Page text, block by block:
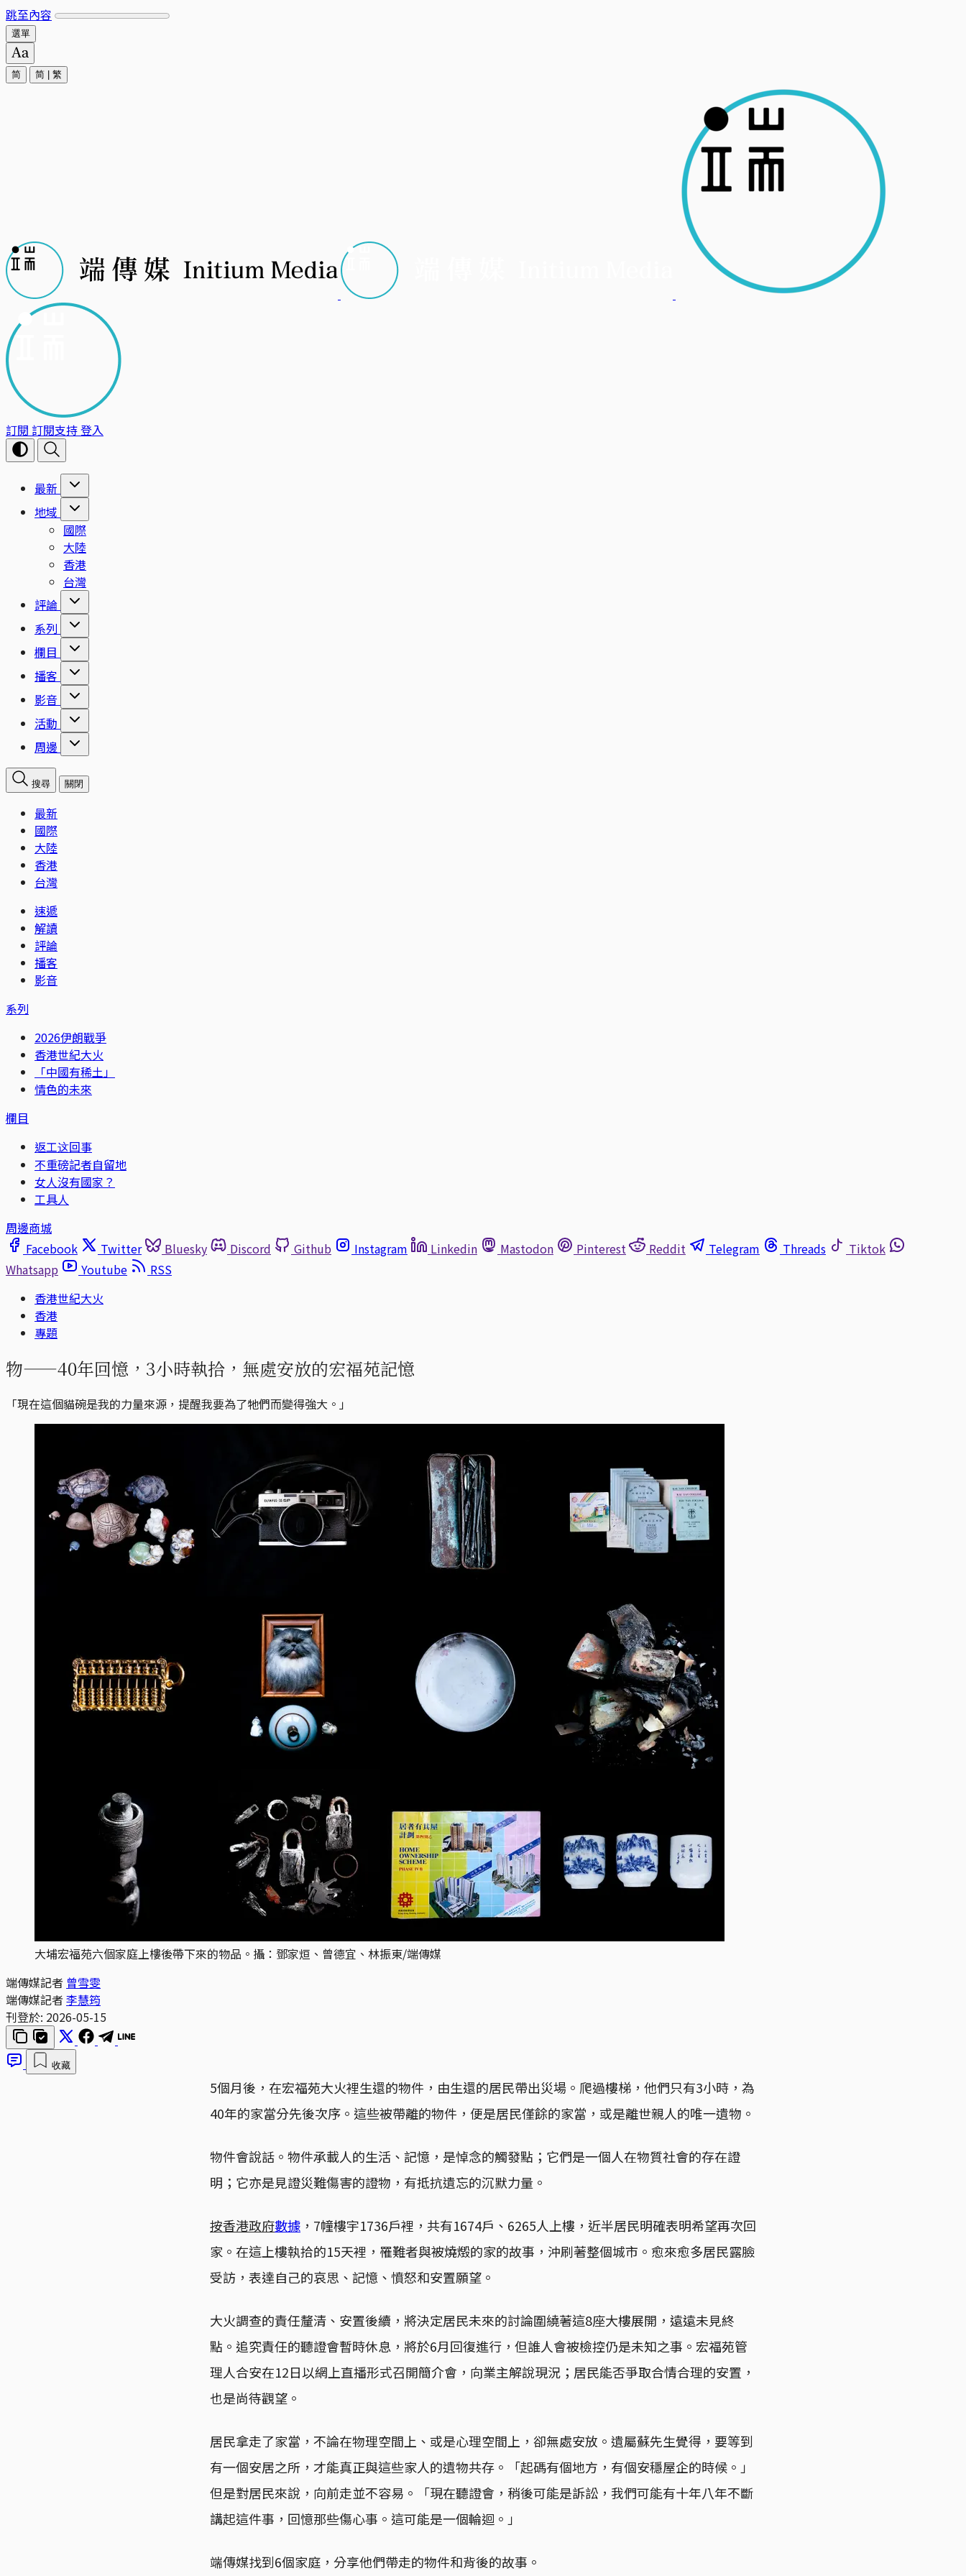
跳至內容
選單
简 简 繁
訂閱 訂閱支持登入
最新
地域
國際
大陸
香港
台灣
評論
系列
欄目
播客
影音
活動
周邊
搜尋 關閉
最新
國際
大陸
香港
台灣
速遞
解讀
評論
播客
影音
系列
2026伊朗戰爭
香港世紀大火
「中國有稀土」
情色的未來
欄目
返工这回事
不重磅記者自留地
女人沒有國家？
工具人
周邊商城
Facebook
Twitter Bluesky Discord Github Instagram Linkedin Mastodon Pinterest Reddit Telegram Threads
Tiktok
Whatsapp
Youtube
RSS
香港世紀大火
香港
專題
物——40年回憶，3小時執拾，無處安放的宏福苑記憶
「現在這個貓碗是我的力量來源，提醒我要為了牠們而變得強大。」
大埔宏福苑六個家庭上樓後帶下來的物品。攝：鄧家烜、曾德宜、林振東/端傳媒
端傳媒記者 曾雪雯
端傳媒記者 李慧筠
刊登於: 2026-05-15
收藏
5個月後，在宏福苑大火裡生還的物件，由生還的居民帶出災場。爬過樓梯，他們只有3小時，為
40年的家當分先後次序。這些被帶離的物件，便是居民僅餘的家當，或是離世親人的唯一遺物。
物件會說話。物件承載人的生活、記憶，是悼念的觸發點；它們是一個人在物質社會的存在證
明；它亦是見證災難傷害的證物，有抵抗遺忘的沉默力量。
按香港政府數據 ，7幢樓宇1736戶裡，共有1674戶、6265人上樓，近半居民明確表明希望再次回
家。在這上樓執拾的15天裡，罹難者與被燒燬的家的故事，沖刷著整個城市。愈來愈多居民露臉
受訪，表達自己的哀思、記憶、憤怒和安置願望。
大火調查的責任釐清、安置後續，將決定居民未來的討論圍繞著這8座大樓展開，遠遠未見終
點。追究責任的聽證會暫時休息，將於6月回復進行，但誰人會被檢控仍是未知之事。宏福苑管
理人合安在12日以網上直播形式召開簡介會，向業主解說現況；居民能否爭取合情合理的安置，
也是尚待觀望。
居民拿走了家當，不論在物理空間上、或是心理空間上，卻無處安放。遺屬蘇先生覺得，要等到
有一個安居之所，才能真正與這些家人的遺物共存。「起碼有個地方，有個安穩屋企的時候。」
但是對居民來說，向前走並不容易。「現在聽證會，稍後可能是訴訟，我們可能有十年八年不斷
講起這件事，回憶那些傷心事。這可能是一個輪迴。」
端傳媒找到6個家庭，分享他們帶走的物件和背後的故事。